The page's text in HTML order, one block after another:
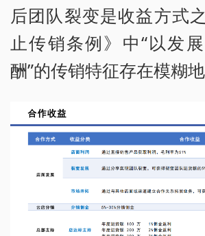
后团队裂变是收益方式
止传销条例》中“以发
酬”的传销特征存在模糊地